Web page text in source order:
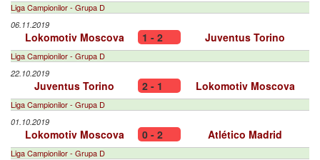
Liga Campionilor - Grupa D
06.11.2019
Lokomotiv Moscova 1 - 2 Juventus Torino
Liga Campionilor - Grupa D
22.10.2019
Juventus Torino 2 - 1 Lokomotiv Moscova
Liga Campionilor - Grupa D
01.10.2019
Lokomotiv Moscova 0 - 2 Atlético Madrid
Liga Campionilor - Grupa D